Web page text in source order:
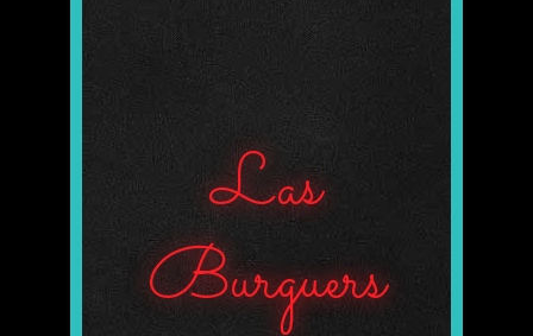
Las
Burguers